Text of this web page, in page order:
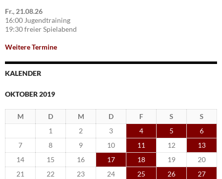
Fr., 21.08.26
16:00 Jugendtraining
19:30 freier Spielabend
Weitere Termine
KALENDER
OKTOBER 2019
M D M D F S
S
1
2 3 4 5
6
7
8 9 10 11 12
13
14
15 16 17 18 19
20
21
22 23 24 25 26
27